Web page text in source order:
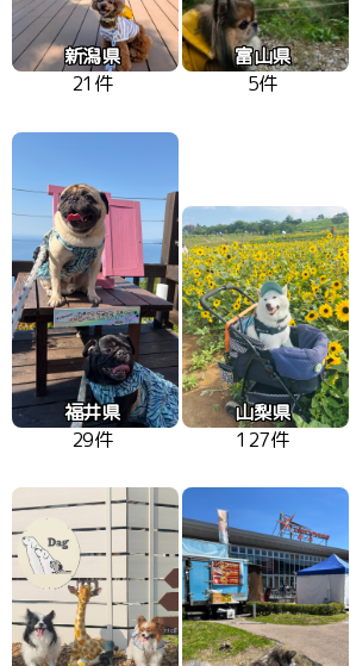
新潟県
21件
富山県
5件
福井県
29件
山梨県
127件